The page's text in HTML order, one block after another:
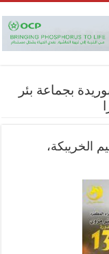
بجماعة بئر
الخريبكة،